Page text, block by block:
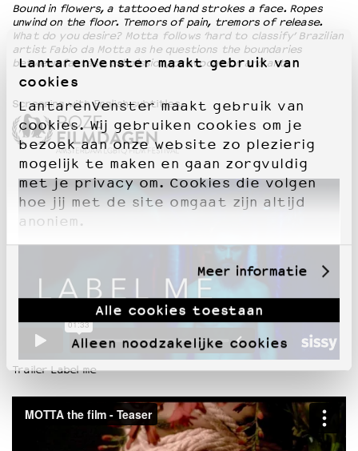
LantarenVenster maakt gebruik van
cookies
LantarenVenster maakt gebruik van
cookies. Wij gebruiken cookies om je
bezoek aan onze website zo plezierig
mogelijk te maken en gaan zorgvuldig
met je privacy om. Cookies die volgen
hoe jij met de site omgaat zijn altijd
anoniem.
Meer informatie
Alle cookies toestaan
Alleen noodzakelijke cookies
Bound in flowers, a tattooed hand strokes a face. Ropes
unwind on the floor. Tremors of pain, tremors of release.
What do you desire? Motta follows ‘hard to classify’ Brazilian
artist Fabio da Motta as he questions the boundaries
between fantasy, submission, provocation and art.
Screening with English subtitles.
Trailer Label me